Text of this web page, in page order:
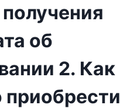
об
2. Как